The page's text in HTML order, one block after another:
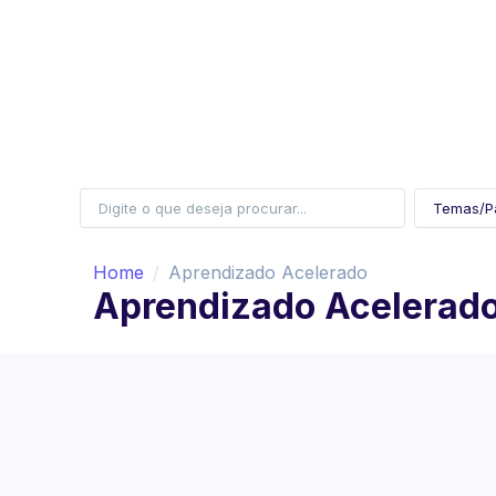
Home Aprendizado Acelerado
Aprendizado